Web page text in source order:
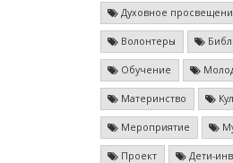
Духовное
Волонтеры
Обучение
Материнство
Мероприятие
Проект Дети-